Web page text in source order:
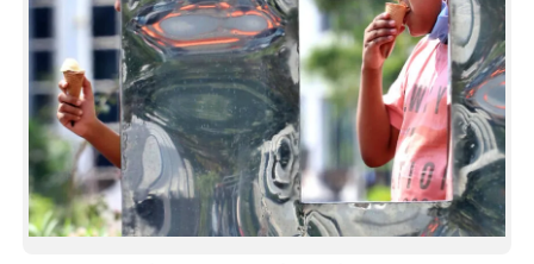
ART
ASTRO
CARTOONS